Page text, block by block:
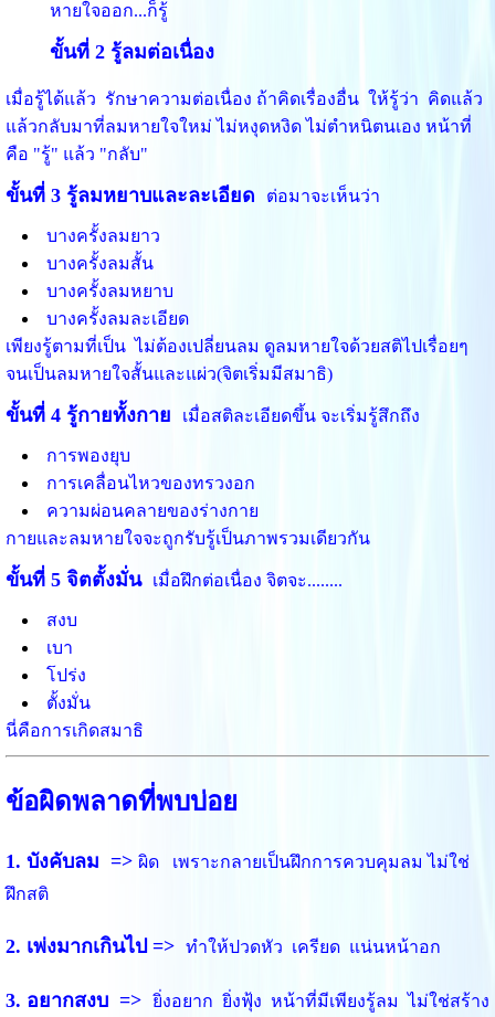
หายใจออก...ก็รู้
ขั้นที่ 2 รู้ลมต่อเนื่อง
เมื่อรู้ได้แล้ว รักษาความต่อเนื่อง ถ้าคิดเรื่องอื่น ให้รู้ว่า คิดแล้ว
แล้วกลับมาที่ลมหายใจใหม่ ไม่หงุดหงิด ไม่ตำหนิตนเอง หน้าที่
คือ "รู้" แล้ว "กลับ"
ขั้นที่ 3 รู้ลมหยาบและละเอียด ต่อมาจะเห็นว่า
บางครั้งลมยาว
บางครั้งลมสั้น
บางครั้งลมหยาบ
บางครั้งลมละเอียด
เพียงรู้ตามที่เป็น ไม่ต้องเปลี่ยนลม ดูลมหายใจด้วยสติไปเรื่อยๆ
จนเป็นลมหายใจสั้นและแผ่ว(จิตเริ่มมีสมาธิ)
ขั้นที่ 4 รู้กายทั้งกาย เมื่อสติละเอียดขึ้น จะเริ่มรู้สึกถึง
การพองยุบ
การเคลื่อนไหวของทรวงอก
ความผ่อนคลายของร่างกาย
กายและลมหายใจจะถูกรับรู้เป็นภาพรวมเดียวกัน
ขั้นที่ 5 จิตตั้งมั่น เมื่อฝึกต่อเนื่อง จิตจะ........
สงบ
เบา
โปร่ง
ตั้งมั่น
นี่คือการเกิดสมาธิ
ข้อผิดพลาดที่พบบ่อย
1. บังคับลม => ผิด เพราะกลายเป็นฝึกการควบคุมลมไม่ใช่
ฝึกสติ
2. เพ่งมากเกินไป => ทำให้ปวดหัว เครียด แน่นหน้าอก
3. อยากสงบ => ยิ่งอยาก ยิ่งฟุ้ง หน้าที่มีเพียงรู้ลมไม่ใช่สร้าง